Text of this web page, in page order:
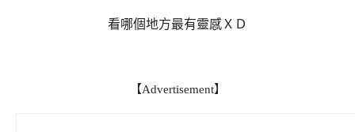
看哪個地方最有靈感ＸＤ
【Advertisement】